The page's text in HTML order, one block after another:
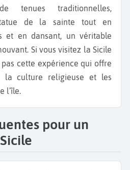
tenues traditionnelles,
de la sainte tout en
et en dansant, un véritable
Si vous visitez la Sicile
cette expérience qui offre
la culture religieuse et les
l’île.
pour un